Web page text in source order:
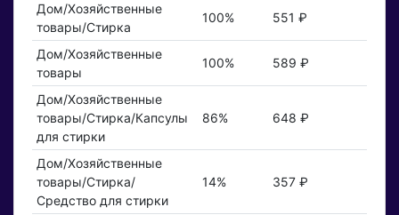
Дом/Хозяйственные
товары/Стирка
100% 551 ₽
Дом/Хозяйственные
товары
100% 589 ₽
Дом/Хозяйственные
товары/Стирка/Капсулы
для стирки
86% 648 ₽
Дом/Хозяйственные
товары/Стирка/
Средство для стирки
14% 357 ₽